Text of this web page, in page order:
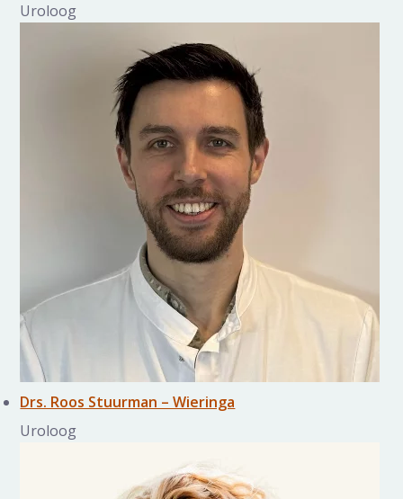
Uroloog
Drs. Roos Stuurman – Wieringa
Uroloog